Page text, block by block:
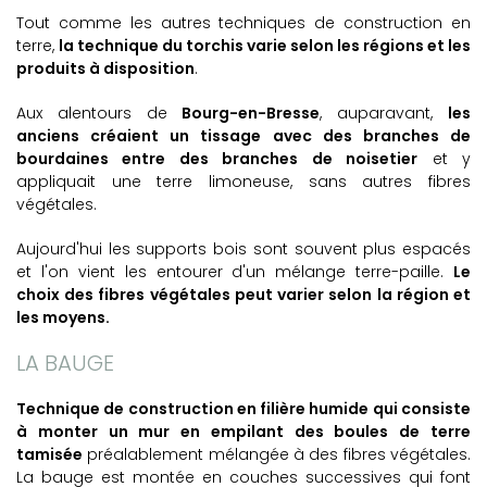
Tout comme les autres techniques de construction en
terre, la technique du torchis varie selon les régions et les
produits à disposition.
Aux alentours de Bourg-en-Bresse, auparavant, les
anciens créaient un tissage avec des branches de
bourdaines entre des branches de noisetier et y
appliquait une terre limoneuse, sans autres fibres
végétales.
Aujourd'hui les supports bois sont souvent plus espacés
et l'on vient les entourer d'un mélange terre-paille. Le
choix des fibres végétales peut varier selon la région et
les moyens.
LA BAUGE
Technique de construction en filière humide qui consiste
à monter un mur en empilant des boules de terre
tamisée préalablement mélangée à des fibres végétales.
La bauge est montée en couches successives qui font